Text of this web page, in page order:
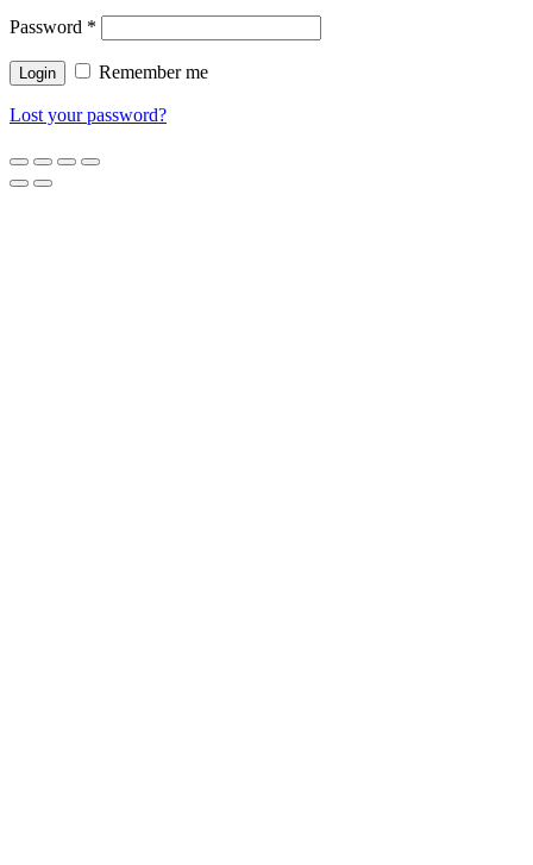
Password *
Remember me
Lost your password?